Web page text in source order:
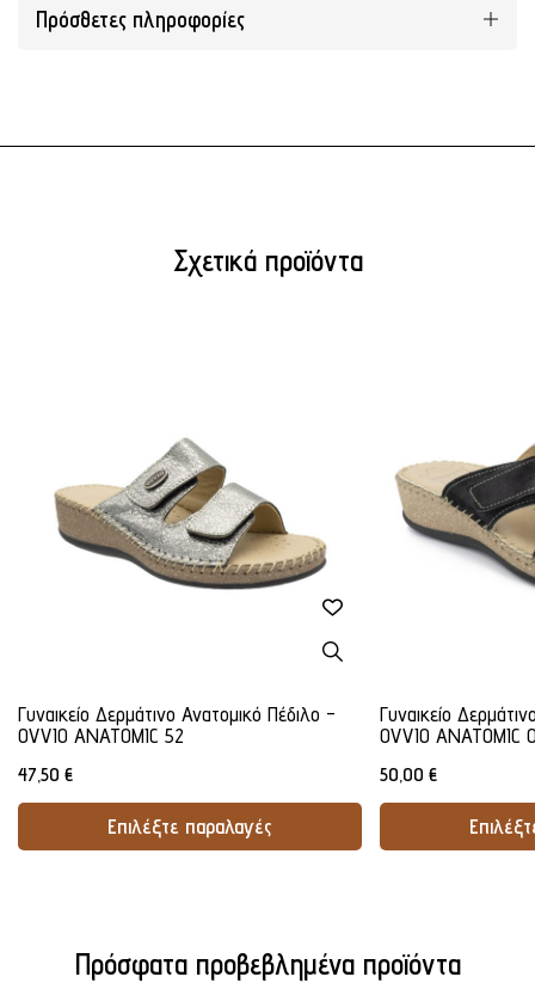
Πρόσθετες πληροφορίες
Σχετικά προϊόντα
Γυναικείο Δερμάτινο Ανατομικό Πέδιλο -
OVVIO ANATOMIC 52
47,50 €
Επιλέξτε παραλαγές
Γυναικείο
OVVIO ANATOMIC
50,00 €
Πρόσφατα προβεβλημένα προϊόντα